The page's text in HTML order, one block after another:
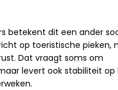
betekent dit een ander
op toeristische pieken,
Dat vraagt soms om
levert ook stabiliteit op